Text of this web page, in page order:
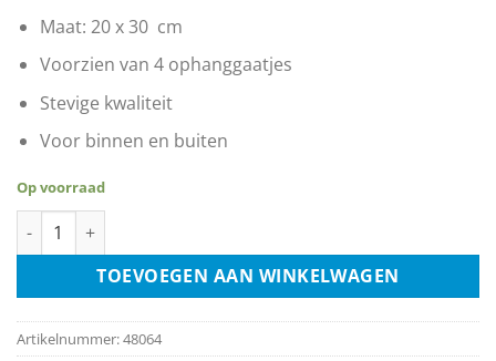
Maat: 20 x 30 cm
Voorzien van 4 ophanggaatjes
Stevige kwaliteit
Voor binnen en buiten
Op voorraad
Che Guevara aantal
TOEVOEGEN AAN WINKELWAGEN
Artikelnummer:48064